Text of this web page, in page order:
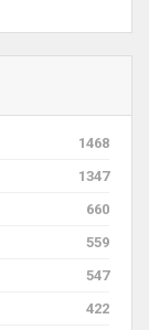
1468
1347
660
559
547
422